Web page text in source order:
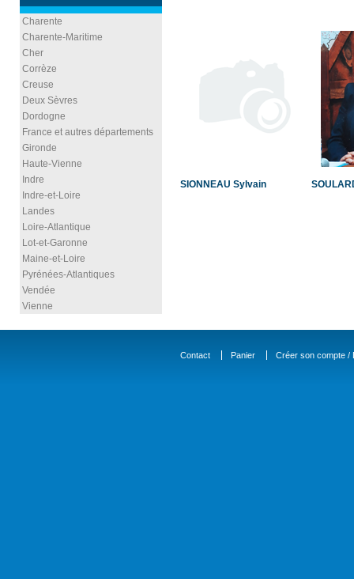
Charente
Charente-Maritime
Cher
Corrèze
Creuse
Deux Sèvres
Dordogne
France et autres départements
Gironde
Haute-Vienne
Indre
Indre-et-Loire
Landes
Loire-Atlantique
Lot-et-Garonne
Maine-et-Loire
Pyrénées-Atlantiques
Vendée
Vienne
SIONNEAU Sylvain
Contact Panier Créer son compte /